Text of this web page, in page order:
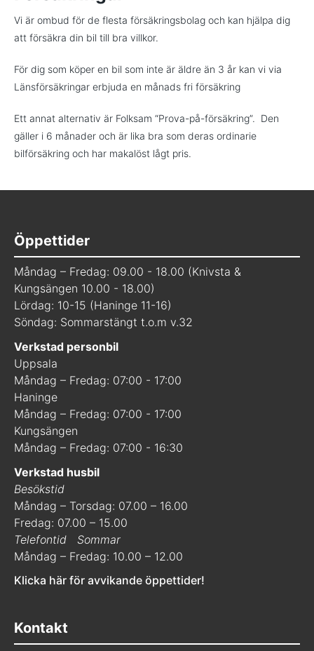
Vi är ombud för de flesta försäkringsbolag och kan hjälpa dig
att försäkra din bil till bra villkor.
För dig som köper en bil som inte är äldre än 3 år kan vi via
Länsförsäkringar erbjuda en månads fri försäkring
Ett annat alternativ är Folksam “Prova-på-försäkring”. Den
gäller i 6 månader och är lika bra som deras ordinarie
bilförsäkring och har makalöst lågt pris.
Öppettider
Måndag – Fredag: 09.00 - 18.00 (Knivsta &
Kungsängen 10.00 - 18.00)
Lördag: 10-15 (Haninge 11-16)
Söndag: Sommarstängt t.o.m v.32
Verkstad personbil
Uppsala
Måndag – Fredag: 07:00 - 17:00
Haninge
Måndag – Fredag: 07:00 - 17:00
Kungsängen
Måndag – Fredag: 07:00 - 16:30
Verkstad husbil
Besökstid
Måndag – Torsdag: 07.00 – 16.00
Fredag: 07.00 – 15.00
Telefontid
Sommar
Måndag – Fredag: 10.00 – 12.00
Klicka här för avvikande öppettider!
Kontakt